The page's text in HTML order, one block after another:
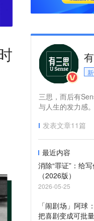
三思，而后有
与人生的发力感。
发表文章11篇
最近内容
消除“罪证”：给
（2026版）
2026-05-25
「闹剧场」阿球
把喜剧变成可批